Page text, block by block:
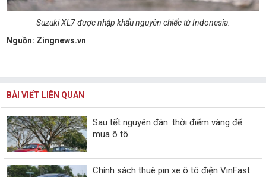
Suzuki XL7 được nhập khẩu nguyên chiếc từ Indonesia.
Nguồn: Zingnews.vn
BÀI VIẾT LIÊN QUAN
Sau tết nguyên đán: thời điểm vàng để
mua ô tô
Chính sách thuê pin xe ô tô điện VinFast